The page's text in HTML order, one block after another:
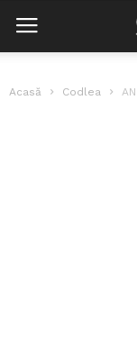
Acasă Codlea